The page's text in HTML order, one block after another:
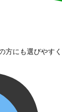
方にも選びやす